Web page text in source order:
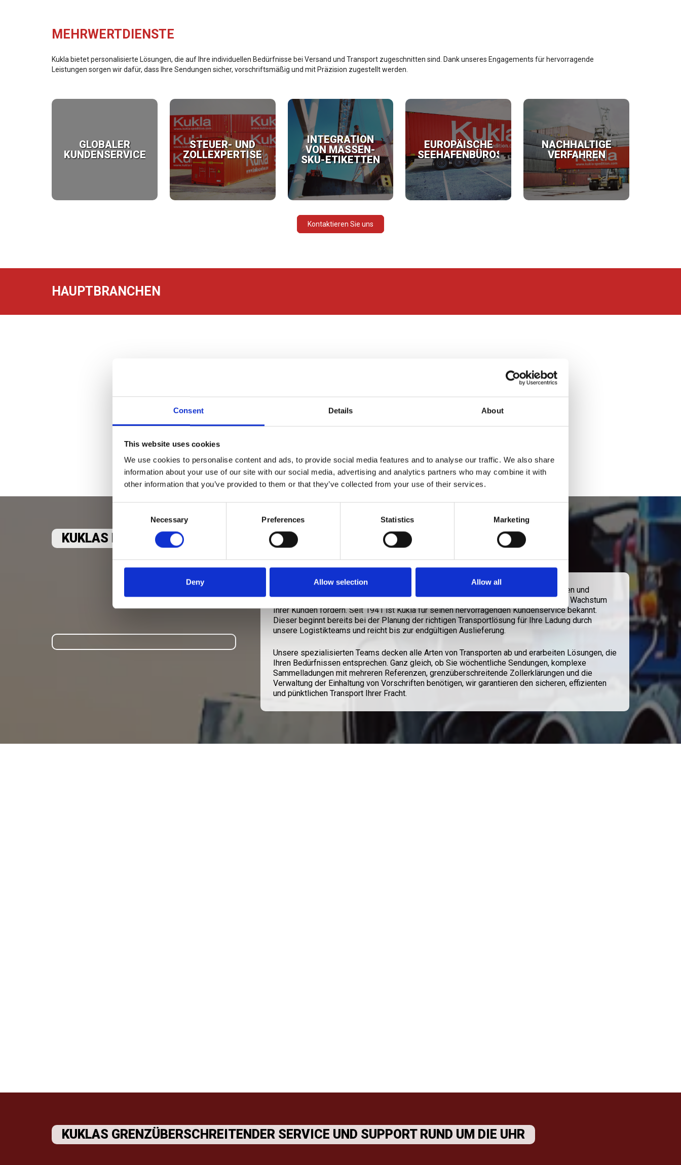
Consent Details About
This website uses cookies
We use cookies to personalise content and ads, to provide social media features and to analyse our traffic. We also share
information about your use of our site with our social media, advertising and analytics partners who may combine it with
other information that you’ve provided to them or that they’ve collected from your use of their services.
Necessary Preferences Statistics Marketing
Deny Allow selection Allow all
MEHRWERTDIENSTE
Kukla bietet personalisierte Lösungen, die auf Ihre individuellen Bedürfnisse bei Versand und Transport zugeschnitten sind. Dank unseres Engagements für hervorragende
Leistungen sorgen wir dafür, dass Ihre Sendungen sicher, vorschriftsmäßig und mit Präzision zugestellt werden.
GLOBALER
KUNDENSERVICE
STEUER- UND
ZOLLEXPERTISE
INTEGRATION
VON MASSEN-
SKU-ETIKETTEN
EUROPÄISCHE
SEEHAFENBÜROS
NACHHALTIGE
VERFAHREN
Kontaktieren Sie uns
HAUPTBRANCHEN
Einzelhandel Metalle Papier
KUKLAS KUNDENZENTRIERTE LÖSUNGEN
Unsere Teams bei Kukla sind bestrebt, Ihre individuellen Anforderungen zu verstehen und
Transportlösungen anzubieten, die letztendlich Ihre Lieferkette verbessern und das Wachstum
Ihrer Kunden fördern. Seit 1941 ist Kukla für seinen hervorragenden Kundenservice bekannt.
Dieser beginnt bereits bei der Planung der richtigen Transportlösung für Ihre Ladung durch
unsere Logistikteams und reicht bis zur endgültigen Auslieferung.
Unsere spezialisierten Teams decken alle Arten von Transporten ab und erarbeiten Lösungen, die
Ihren Bedürfnissen entsprechen. Ganz gleich, ob Sie wöchentliche Sendungen, komplexe
Sammelladungen mit mehreren Referenzen, grenzüberschreitende Zollerklärungen und die
Verwaltung der Einhaltung von Vorschriften benötigen, wir garantieren den sicheren, effizienten
und pünktlichen Transport Ihrer Fracht.
KUKLAS GRENZÜBERSCHREITENDER SERVICE UND SUPPORT RUND UM DIE UHR